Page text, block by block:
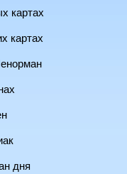
картах
картах
дня